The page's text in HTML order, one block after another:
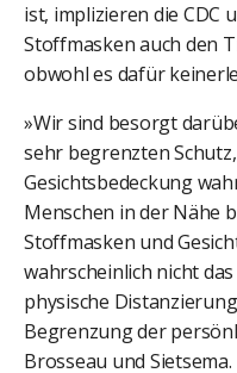
ist, implizieren die CDC
Stoffmasken auch den
obwohl es dafür
»Wir sind besorgt
sehr begrenzten
Gesichtsbedeckung
Menschen in der Nähe
Stoffmasken und
wahrscheinlich nicht
physische
Begrenzung der
Brosseau und Sietsema.